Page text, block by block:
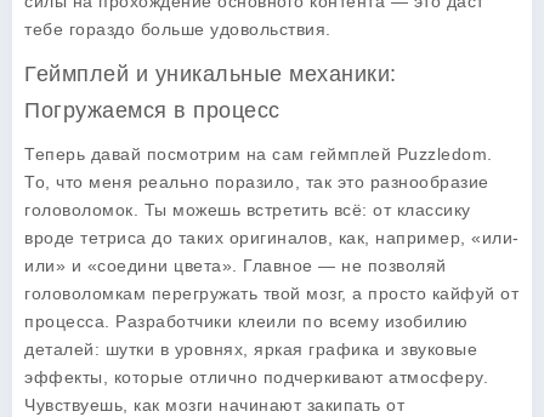
тебе гораздо больше удовольствия.
Геймплей и уникальные механики:
Погружаемся в процесс
Теперь давай посмотрим на сам геймплей Puzzledom.
То, что меня реально поразило, так это разнообразие
головоломок. Ты можешь встретить всё: от классику
вроде тетриса до таких оригиналов, как, например, «или-
или» и «соедини цвета». Главное — не позволяй
головоломкам перегружать твой мозг, а просто кайфуй от
процесса. Разработчики клеили по всему изобилию
деталей: шутки в уровнях, яркая графика и звуковые
эффекты, которые отлично подчеркивают атмосферу.
Чувствуешь, как мозги начинают закипать от